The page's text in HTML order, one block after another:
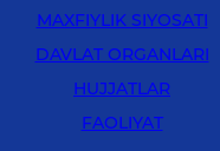
MAXFIYLIK SIYOSATI
DAVLAT ORGANLARI
HUJJATLAR
FAOLIYAT